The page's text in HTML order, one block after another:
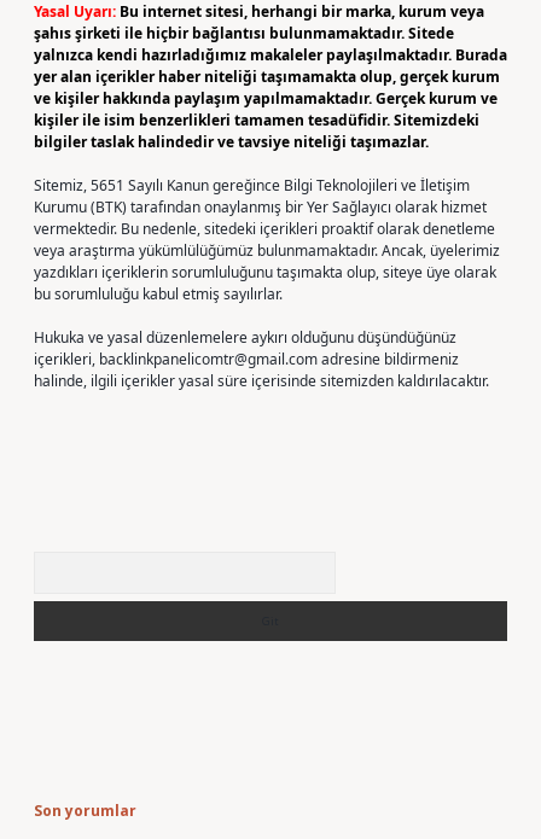
Yasal Uyarı: Bu internet sitesi, herhangi bir marka, kurum veya
şahıs şirketi ile hiçbir bağlantısı bulunmamaktadır. Sitede
yalnızca kendi hazırladığımız makaleler paylaşılmaktadır. Burada
yer alan içerikler haber niteliği taşımamakta olup, gerçek kurum
ve kişiler hakkında paylaşım yapılmamaktadır. Gerçek kurum ve
kişiler ile isim benzerlikleri tamamen tesadüfidir. Sitemizdeki
bilgiler taslak halindedir ve tavsiye niteliği taşımazlar.
Sitemiz, 5651 Sayılı Kanun gereğince Bilgi Teknolojileri ve İletişim
Kurumu (BTK) tarafından onaylanmış bir Yer Sağlayıcı olarak hizmet
vermektedir. Bu nedenle, sitedeki içerikleri proaktif olarak denetleme
veya araştırma yükümlülüğümüz bulunmamaktadır. Ancak, üyelerimiz
yazdıkları içeriklerin sorumluluğunu taşımakta olup, siteye üye olarak
bu sorumluluğu kabul etmiş sayılırlar.
Hukuka ve yasal düzenlemelere aykırı olduğunu düşündüğünüz
içerikleri, backlinkpanelicomtr@gmail.comadresine bildirmeniz
halinde, ilgili içerikler yasal süre içerisinde sitemizden kaldırılacaktır.
Son yorumlar